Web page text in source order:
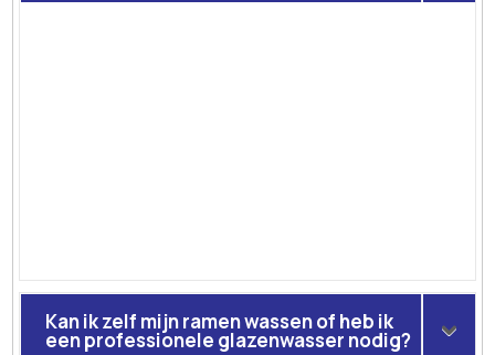
Kan ik zelf mijn ramen wassen of heb ik
een professionele glazenwasser nodig?